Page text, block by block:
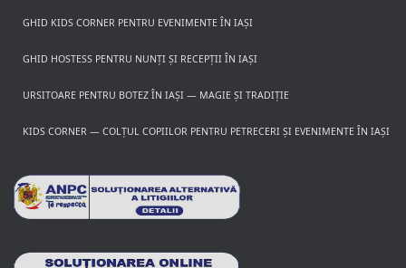
GHID KIDS CORNER PENTRU EVENIMENTE ÎN IAȘI
GHID HOSTESS PENTRU NUNȚI ȘI RECEPȚII ÎN IAȘI
URSITOARE PENTRU BOTEZ ÎN IAȘI — MAGIE ȘI TRADIȚIE
KIDS CORNER — COLȚUL COPIILOR PENTRU PETRECERI ȘI EVENIMENTE ÎN IAȘI